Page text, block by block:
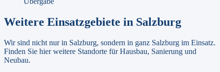
Weitere Einsatzgebiete in Salzburg
Wir sind nicht nur in Salzburg, sondern in ganz Salzburg im Einsatz.
Finden Sie hier weitere Standorte für Hausbau, Sanierung und
Neubau.